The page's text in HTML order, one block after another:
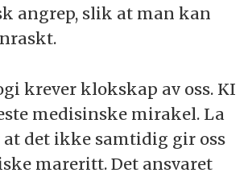
angrep, slik at man kan
krever klokskap av oss. KI
medisinske mirakel. La
at det ikke samtidig gir oss
mareritt. Det ansvaret